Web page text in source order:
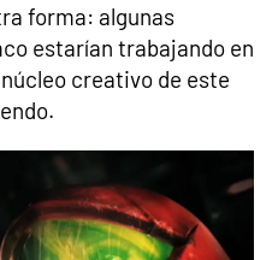
forma: algunas
estarían trabajando en
creativo de este